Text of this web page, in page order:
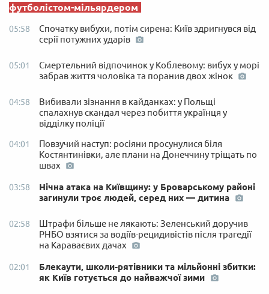
футболістом-мільярдером
05:58
Спочатку вибухи, потім сирена: Київ здригнувся від
серії потужних ударів
05:01
Смертельний відпочинок у Коблевому: вибух у морі
забрав життя чоловіка та поранив двох жінок
04:58
Вибивали зізнання в кайданках: у Польщі
спалахнув скандал через побиття українця у
відділку поліції
04:01
Повзучий наступ: росіяни просунулися біля
Костянтинівки, але плани на Донеччину тріщать по
швах
03:58
Нічна атака на Київщину: у Броварському районі
загинули троє людей, серед них — дитина
02:58
Штрафи більше не лякають: Зеленський доручив
РНБО взятися за водіїв-рецидивістів після трагедії
на Караваєвих дачах
02:01
Блекаути, школи-рятівники та мільйонні збитки:
як Київ готується до найважчої зими